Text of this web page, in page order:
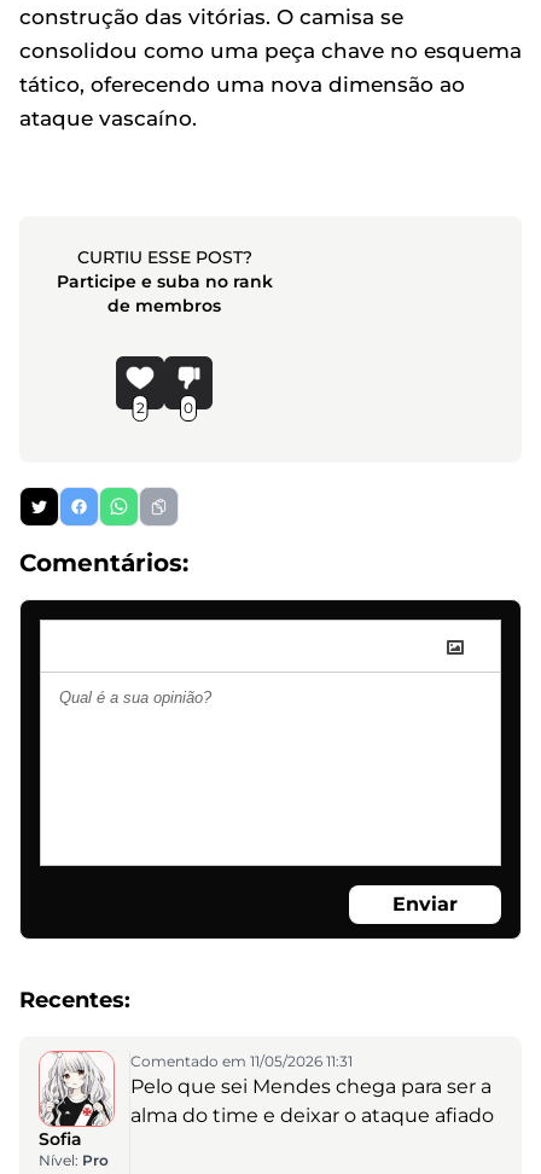
construção das vitórias. O camisa se
consolidou como uma peça chave no esquema
tático, oferecendo uma nova dimensão ao
ataque vascaíno.
CURTIU ESSE POST?
Participe e suba no rank
de membros
2 0
Comentários:
Enviar
Recentes:
Sofia
Nível: Pro
Comentado em 11/05/2026 11:31
Pelo que sei Mendes chega para ser a
alma do time e deixar o ataque afiado